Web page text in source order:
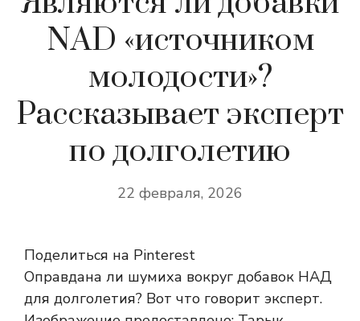
NAD «источником
молодости»?
Рассказывает эксперт
по долголетию
22 февраля, 2026
Поделиться на Pinterest
Оправдана ли шумиха вокруг добавок НАД
для долголетия? Вот что говорит эксперт.